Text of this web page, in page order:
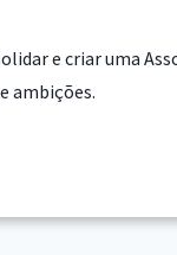
e criar uma
ambições.